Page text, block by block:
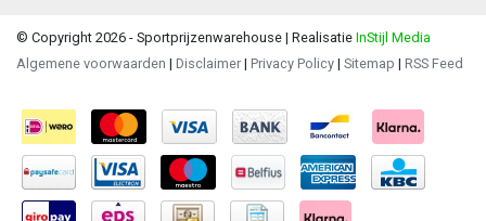
© Copyright 2026 - Sportprijzenwarehouse | Realisatie InStijl Media
Algemene voorwaarden | Disclaimer | Privacy Policy | Sitemap | RSS Feed